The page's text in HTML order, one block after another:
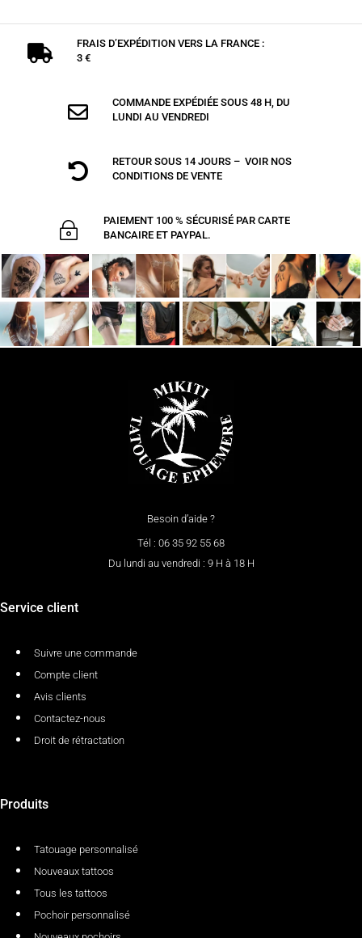

FRAIS D’EXPÉDITION VERS LA FRANCE :
3 €

COMMANDE EXPÉDIÉE SOUS 48 H, DU
LUNDI AU VENDREDI

RETOUR SOUS 14 JOURS – VOIR NOS
CONDITIONS DE VENTE
~
PAIEMENT 100 % SÉCURISÉ PAR CARTE
BANCAIRE ET PAYPAL.
Besoin d’aide ?
Tél : 06 35 92 55 68
Du lundi au vendredi : 9 H à 18 H
Service client
Suivre une commande
Compte client
Avis clients
Contactez-nous
Droit de rétractation
Produits
Tatouage personnalisé
Nouveaux tattoos
Tous les tattoos
Pochoir personnalisé